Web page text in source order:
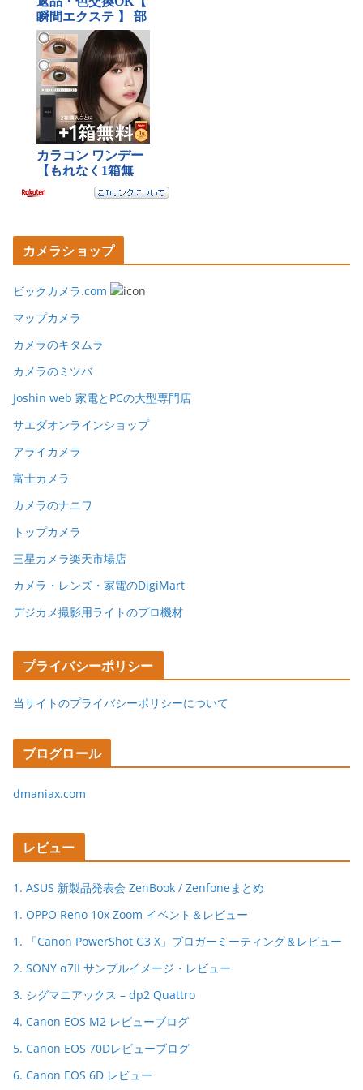
カメラショップ
ビックカメラ.com
マップカメラ
カメラのキタムラ
カメラのミツバ
Joshin web 家電とPCの大型専門店
サエダオンラインショップ
アライカメラ
富士カメラ
カメラのナニワ
トップカメラ
三星カメラ楽天市場店
カメラ・レンズ・家電のDigiMart
デジカメ撮影用ライトのプロ機材
プライバシーポリシー
当サイトのプライバシーポリシーについて
ブログロール
dmaniax.com
レビュー
1. ASUS 新製品発表会 ZenBook / Zenfoneまとめ
1. OPPO Reno 10x Zoom イベント＆レビュー
1. 「Canon PowerShot G3 X」ブロガーミーティング＆レビュー
2. SONY α7II サンプルイメージ・レビュー
3. シグマニアックス – dp2 Quattro
4. Canon EOS M2 レビューブログ
5. Canon EOS 70Dレビューブログ
6. Canon EOS 6D レビュー